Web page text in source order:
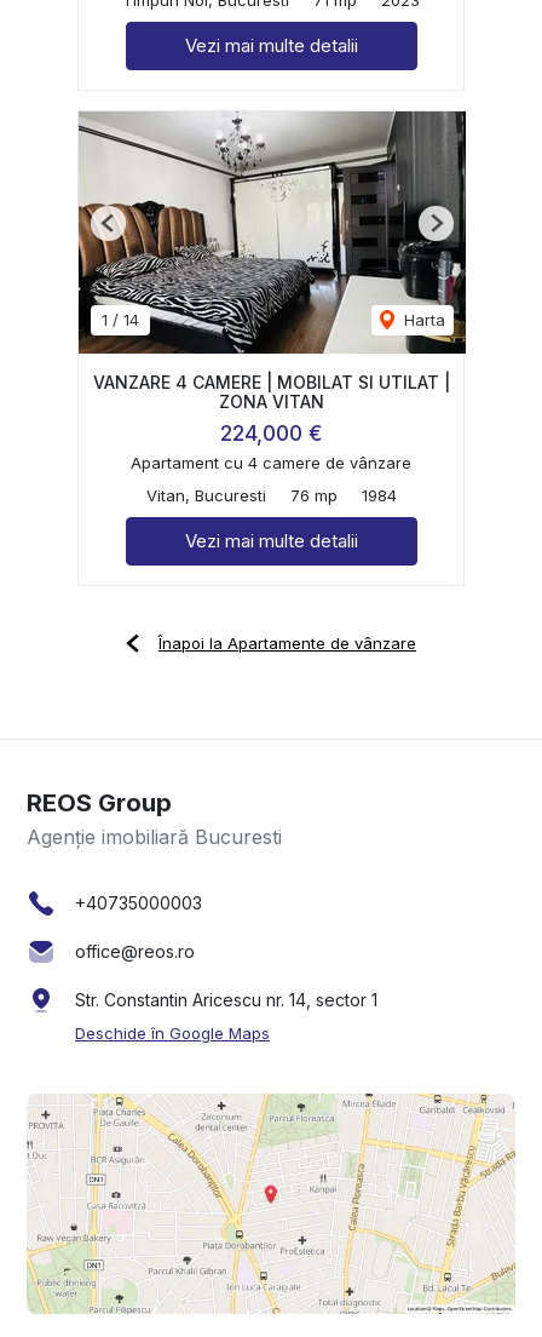
Vezi mai multe detalii
1 / 14 Harta
Previous Next
VANZARE 4 CAMERE | MOBILAT SI UTILAT |
ZONA VITAN
224,000 €
Apartament cu 4 camere de vânzare
Vitan, Bucuresti
76 mp 1984
Vezi mai multe detalii
Înapoi la Apartamente de vânzare
REOS Group
Agenție imobiliară Bucuresti
+40735000003
office@reos.ro
Str. Constantin Aricescu nr. 14, sector 1
Deschide în Google Maps